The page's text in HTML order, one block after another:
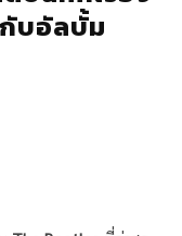
กับอัลบั้ม